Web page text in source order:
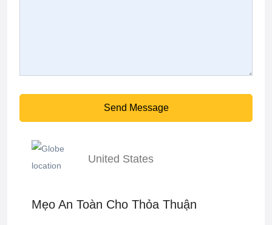
Send Message
United States
Mẹo An Toàn Cho Thỏa Thuận